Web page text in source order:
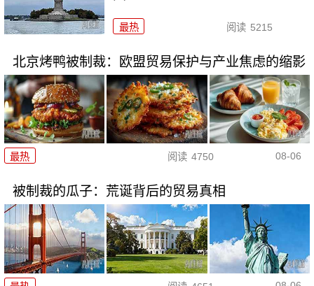
最热 阅读 5215
北京烤鸭被制裁：欧盟贸易保护与产业焦虑的缩影
最热 阅读 4750 08-06
被制裁的瓜子：荒诞背后的贸易真相